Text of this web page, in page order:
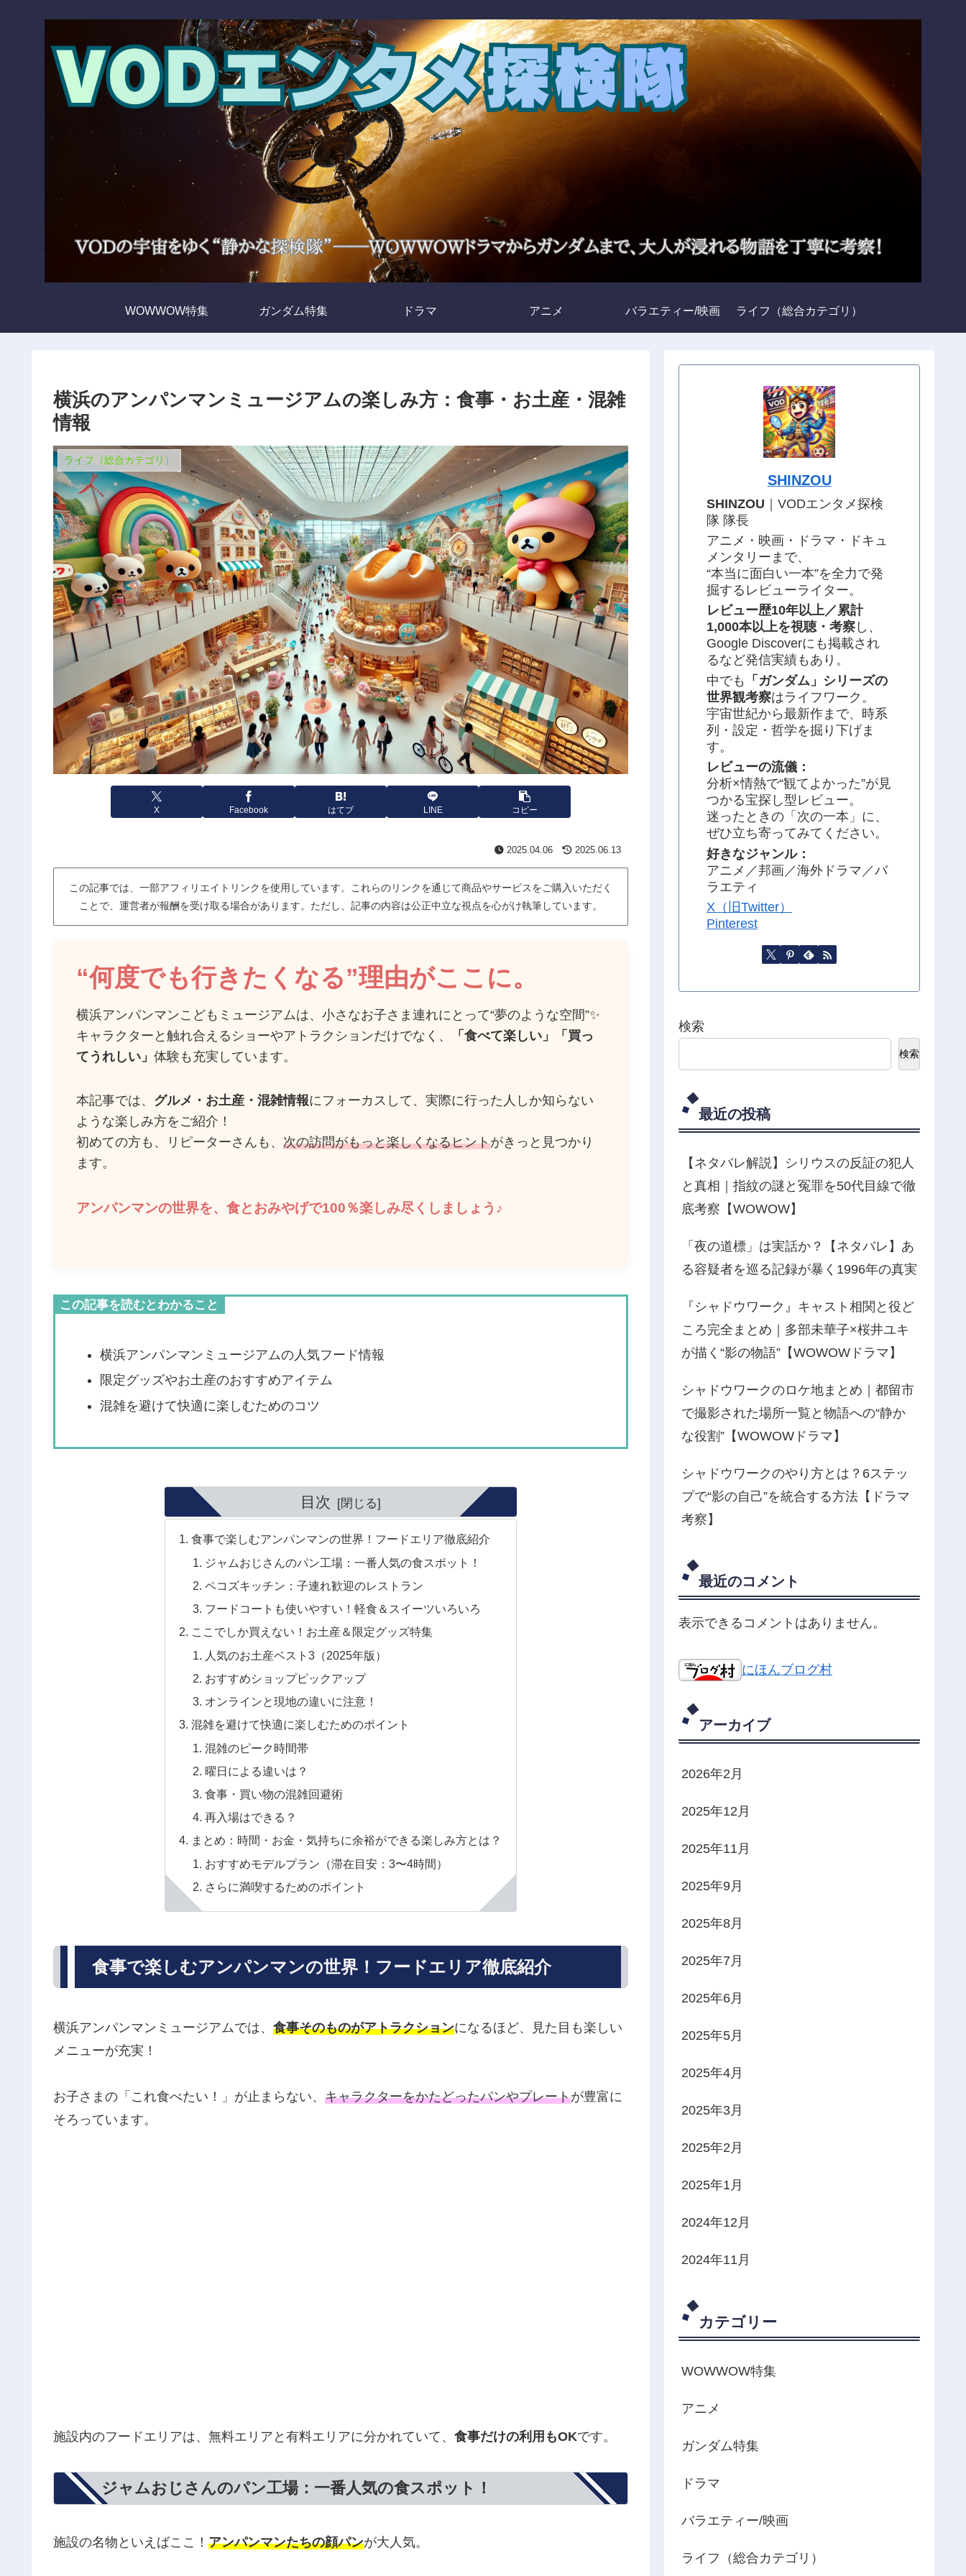
WOWWOW特集 ガンダム特集 ドラマ アニメ バラエティー/映画 ライフ（総合カテゴリ）
横浜のアンパンマンミュージアムの楽しみ方：食事・お土産・混雑
情報
ライフ（総合カテゴリ）
X Facebook はてブ LINE コピー
2025.04.06 2025.06.13
この記事では、一部アフィリエイトリンクを使用しています。これらのリンクを通じて商品やサービスをご購入いただく
ことで、運営者が報酬を受け取る場合があります。ただし、記事の内容は公正中立な視点を心がけ執筆しています。
“何度でも行きたくなる”理由がここに。
横浜アンパンマンこどもミュージアムは、小さなお子さま連れにとって“夢のような空間”✨
キャラクターと触れ合えるショーやアトラクションだけでなく、
「食べて楽しい」「買っ
てうれしい」 体験も充実しています。
本記事では、 グルメ・お土産・混雑情報にフォーカスして、実際に行った人しか知らない
ような楽しみ方をご紹介！
初めての方も、リピーターさんも、 次の訪問がもっと楽しくなるヒントがきっと見つかり
ます。
アンパンマンの世界を、食とおみやげで100％楽しみ尽くしましょう♪
この記事を読むとわかること
横浜アンパンマンミュージアムの人気フード情報
限定グッズやお土産のおすすめアイテム
混雑を避けて快適に楽しむためのコツ
目次
食事で楽しむアンパンマンの世界！フードエリア徹底紹介
ジャムおじさんのパン工場：一番人気の食スポット！
ペコズキッチン：子連れ歓迎のレストラン
フードコートも使いやすい！軽食＆スイーツいろいろ
ここでしか買えない！お土産＆限定グッズ特集
人気のお土産ベスト3（2025年版）
おすすめショップピックアップ
オンラインと現地の違いに注意！
混雑を避けて快適に楽しむためのポイント
混雑のピーク時間帯
曜日による違いは？
食事・買い物の混雑回避術
再入場はできる？
まとめ：時間・お金・気持ちに余裕ができる楽しみ方とは？
おすすめモデルプラン（滞在目安：3〜4時間）
さらに満喫するためのポイント
食事で楽しむアンパンマンの世界！フードエリア徹底紹介
横浜アンパンマンミュージアムでは、 食事そのものがアトラクションになるほど、見た目も楽しい
メニューが充実！
お子さまの「これ食べたい！」が止まらない、 キャラクターをかたどったパンやプレートが豊富に
そろっています。
施設内のフードエリアは、無料エリアと有料エリアに分かれていて、 食事だけの利用もOKです。
ジャムおじさんのパン工場：一番人気の食スポット！
施設の名物といえばここ！ アンパンマンたちの顔パンが大人気。
SHINZOU
SHINZOU ｜VODエンタメ探検
隊 隊長
アニメ・映画・ドラマ・ドキュ
メンタリーまで、
“本当に面白い一本”を全力で発
掘するレビューライター。
レビュー歴10年以上／累計
1,000本以上を視聴・考察 し、
Google Discoverにも掲載され
るなど発信実績もあり。
中でも
「ガンダム」シリーズの
世界観考察はライフワーク。
宇宙世紀から最新作まで、時系
列・設定・哲学を掘り下げま
す。
レビューの流儀：
分析×情熱で“観てよかった”が見
つかる宝探し型レビュー。
迷ったときの「次の一本」に、
ぜひ立ち寄ってみてください。
好きなジャンル：
アニメ／邦画／海外ドラマ／バ
ラエティ
X（旧Twitter）
Pinterest
検索
検索
最近の投稿
【ネタバレ解説】シリウスの反証の犯人
と真相｜指紋の謎と冤罪を50代目線で徹
底考察【WOWOW】
「夜の道標」は実話か？【ネタバレ】あ
る容疑者を巡る記録が暴く1996年の真実
『シャドウワーク』キャスト相関と役ど
ころ完全まとめ｜多部未華子×桜井ユキ
が描く“影の物語”【WOWOWドラマ】
シャドウワークのロケ地まとめ｜都留市
で撮影された場所一覧と物語への“静か
な役割”【WOWOWドラマ】
シャドウワークのやり方とは？6ステッ
プで“影の自己”を統合する方法【ドラマ
考察】
最近のコメント
表示できるコメントはありません。
にほんブログ村
アーカイブ
2026年2月
2025年12月
2025年11月
2025年9月
2025年8月
2025年7月
2025年6月
2025年5月
2025年4月
2025年3月
2025年2月
2025年1月
2024年12月
2024年11月
カテゴリー
WOWWOW特集
アニメ
ガンダム特集
ドラマ
バラエティー/映画
ライフ（総合カテゴリ）